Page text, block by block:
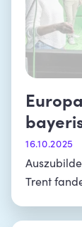
16.10.2025
Trent
heraus,